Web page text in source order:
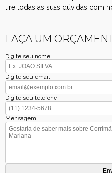
tire todas as suas dúvidas com
FAÇA UM
Digite seu nome
Digite seu email
Digite seu telefone
Mensagem